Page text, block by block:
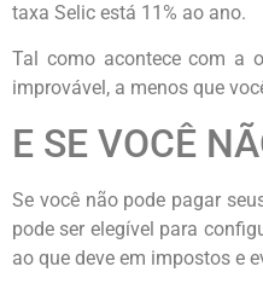
taxa Selic está 11% ao ano.
Tal como acontece com a
improvável, a menos que
E SE VOCÊ
Se você não pode pagar
pode ser elegível para
ao que deve em impostos e